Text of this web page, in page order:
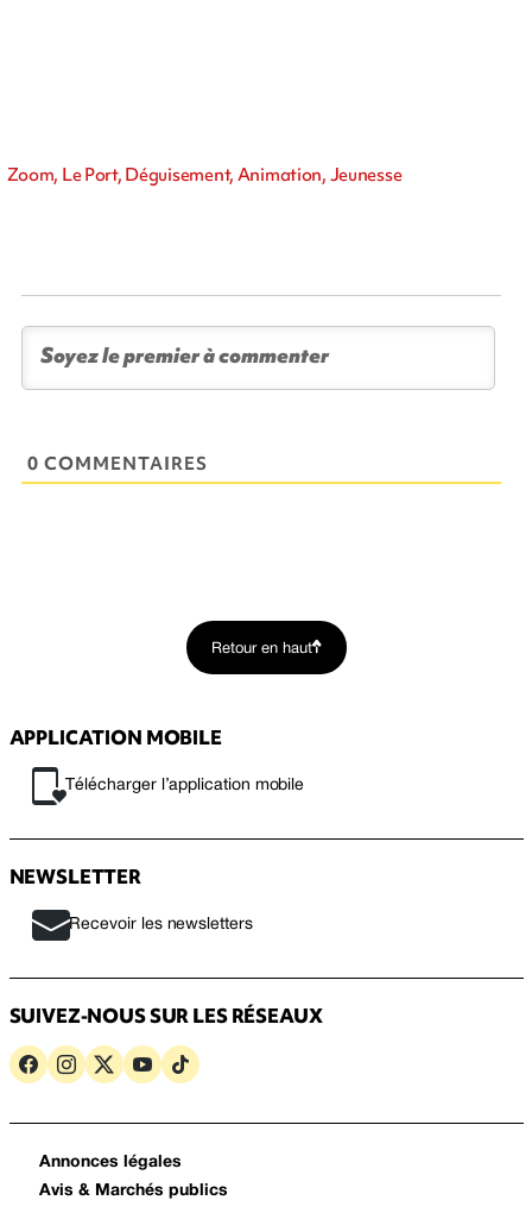
Zoom, Le Port, Déguisement, Animation, Jeunesse
0 COMMENTAIRES
Retour en haut
APPLICATION MOBILE
Télécharger l’application mobile
NEWSLETTER
Recevoir les newsletters
SUIVEZ-NOUS SUR LES RÉSEAUX
Annonces légales
Avis & Marchés publics